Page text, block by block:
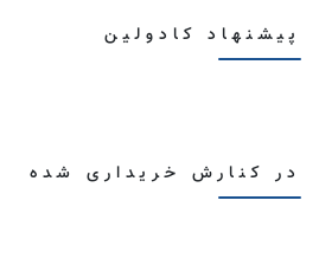
پیشنهاد کادولین
در کنارش خریداری شده